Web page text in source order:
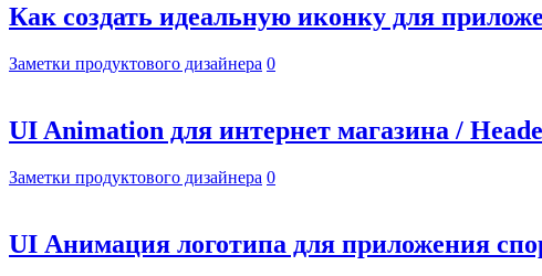
Как создать идеальную иконку для
Заметки продуктового дизайнера 0
UI Animation для интернет магазина /
Заметки продуктового дизайнера 0
UI Анимация логотипа для приложения